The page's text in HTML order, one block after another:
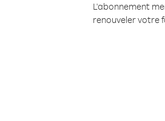
L'abonnement
renouveler votre